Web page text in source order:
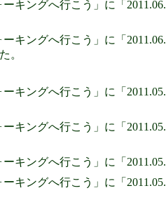
キングへ行こう」に「
キングへ行こう」に「
。
キングへ行こう」に「
キングへ行こう」に「
ングへ行こう」に「
キングへ行こう」に「